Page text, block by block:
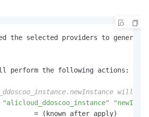
=
"1"
# デフォルト値。
{
= string
=
"ddoscoo_intl"
# 中国本土以外
the selected providers to
perform the following actions:
will be
"alicloud_ddoscoo_instance"
= (known after apply)